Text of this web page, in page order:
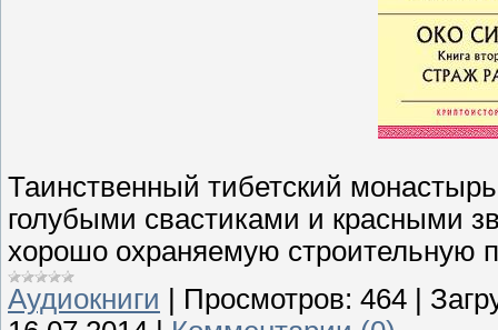
Таинственный тибетский
голубыми свастиками и красными
хорошо охраняемую строительную
Аудиокниги | Просмотров: 464 |